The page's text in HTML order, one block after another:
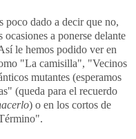
poco dado a decir que no,
ocasiones a ponerse delante
le hemos podido ver en
"La camisilla", "Vecinos
mutantes (esperamos
(queda para el recuerdo
) o en los cortos de